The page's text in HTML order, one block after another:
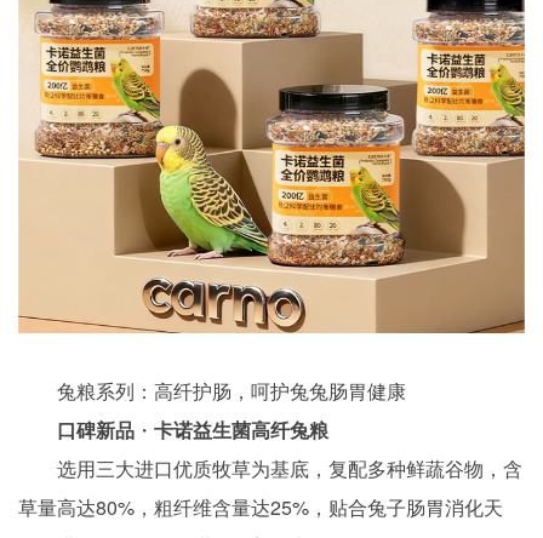
兔粮系列：高纤护肠，呵护兔兔肠胃健康
口碑新品 ・ 卡诺益生菌高纤兔粮
选用三大进口优质牧草为基底，复配多种鲜蔬谷物，含
草量高达80%，粗纤维含量达25%，贴合兔子肠胃消化天